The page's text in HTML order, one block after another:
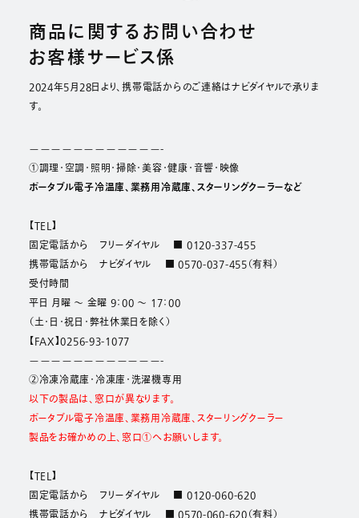
商品に関するお問い合わせ
お客様サービス係
2024年5月28日より、携帯電話からのご連絡はナビダイヤルで承りま
す。
————————————-
①調理・空調・照明・掃除・美容・健康・音響・映像
ポータブル電子冷温庫、業務用冷蔵庫、スターリングクーラーなど
【TEL】
固定電話から フリーダイヤル ■ 0120-337-455
携帯電話から ナビダイヤル ■0570-037-455（有料）
受付時間
平日 月曜 ～ 金曜 9：00 ～ 17：00
（土・日・祝日・弊社休業日を除く）
【FAX】0256-93-1077
————————————-
②冷凍冷蔵庫・冷凍庫・洗濯機専用
以下の製品は、窓口が異なります。
ポータブル電子冷温庫、業務用冷蔵庫、スターリングクーラー
製品をお確かめの上、窓口①へお願いします。
【TEL】
固定電話から フリーダイヤル ■ 0120-060-620
携帯電話から ナビダイヤル ■0570-060-620（有料）